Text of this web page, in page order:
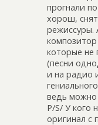
прогнали
хорош,
режиссуры.
композитор
которые не
(песни
и на радио
ведь можно
P/S/ У кого
оригинал с